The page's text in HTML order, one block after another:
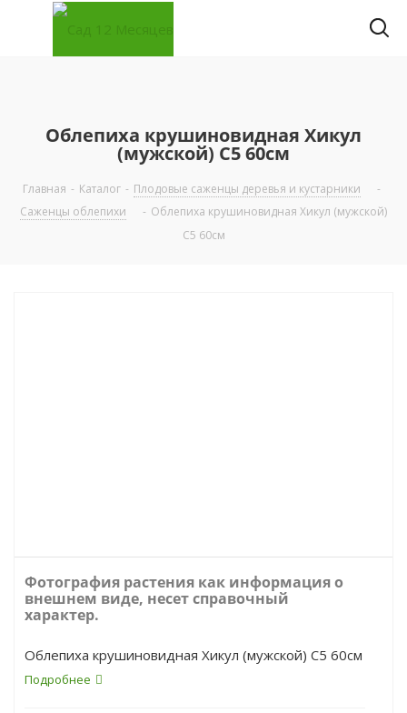
Облепиха крушиновидная Хикул
(мужской) С5 60см
Главная - Каталог - Плодовые саженцы деревья и кустарники
-
Саженцы облепихи
- Облепиха крушиновидная Хикул (мужской)
С5 60см
Фотография растения как информация о
внешнем виде, несет справочный
характер.
Облепиха крушиновидная Хикул (мужской) С5 60см
Подробнее